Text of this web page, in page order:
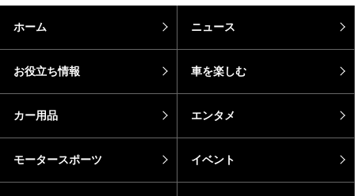
ホーム ニュース
お役立ち情報 車を楽しむ
カー用品 エンタメ
モータースポーツ イベント